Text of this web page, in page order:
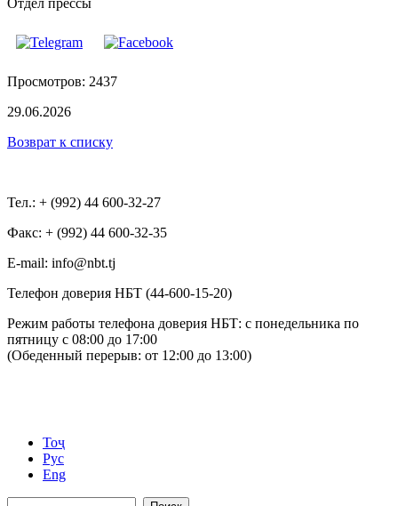
Просмотров: 2437
29.06.2026
Возврат к списку
Тел.: + (992) 44 600-32-27
Факс: + (992) 44 600-32-35
Е-mail: info@nbt.tj
Телефон доверия НБТ (44-600-15-20)
Режим работы телефона доверия НБТ: с понедельника по
пятницу с 08:00 до 17:00
(Обеденный перерыв: от 12:00 до 13:00)
Тоҷ
Рус
Eng